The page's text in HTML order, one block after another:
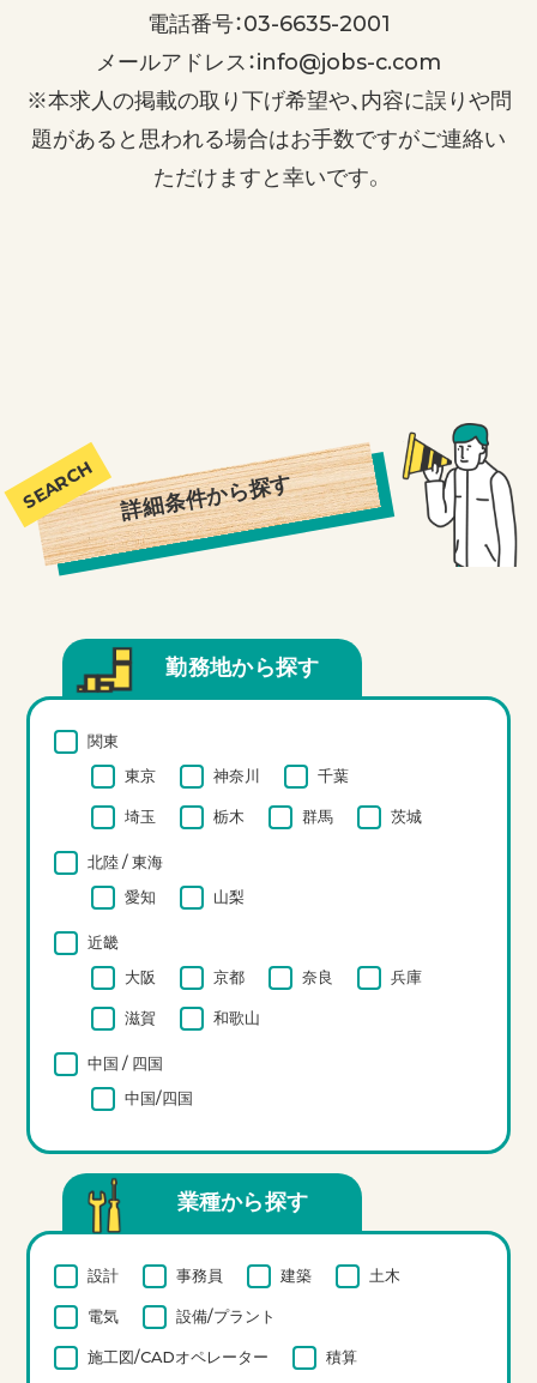
電話番号：03-6635-2001
メールアドレス：info@jobs-c.com
※本求人の掲載の取り下げ希望や、内容に誤りや問
題があると思われる場合はお手数ですがご連絡い
ただけますと幸いです。
詳細条件から探す
勤務地から探す
関東
東京
神奈川 千葉
埼玉 栃木 群馬 茨城
北陸 / 東海
愛知
山梨
近畿
大阪
京都 奈良 兵庫
滋賀 和歌山
中国 / 四国
中国/四国
業種から探す
設計 事務員 建築 土木
電気 設備/プラント
施工図/CADオペレーター 積算